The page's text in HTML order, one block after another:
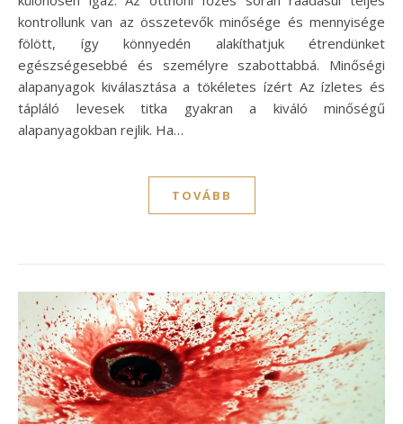
kontrollunk van az összetevők minősége és mennyisége
fölött, így könnyedén alakíthatjuk étrendünket
egészségesebbé és személyre szabottabbá. Minőségi
alapanyagok kiválasztása a tökéletes ízért Az ízletes és
tápláló levesek titka gyakran a kiváló minőségű
alapanyagokban rejlik. Ha…
TOVÁBB